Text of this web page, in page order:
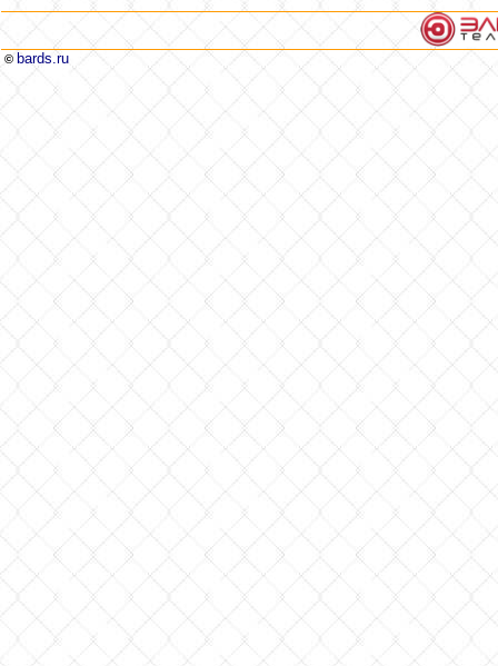
© bards.ru